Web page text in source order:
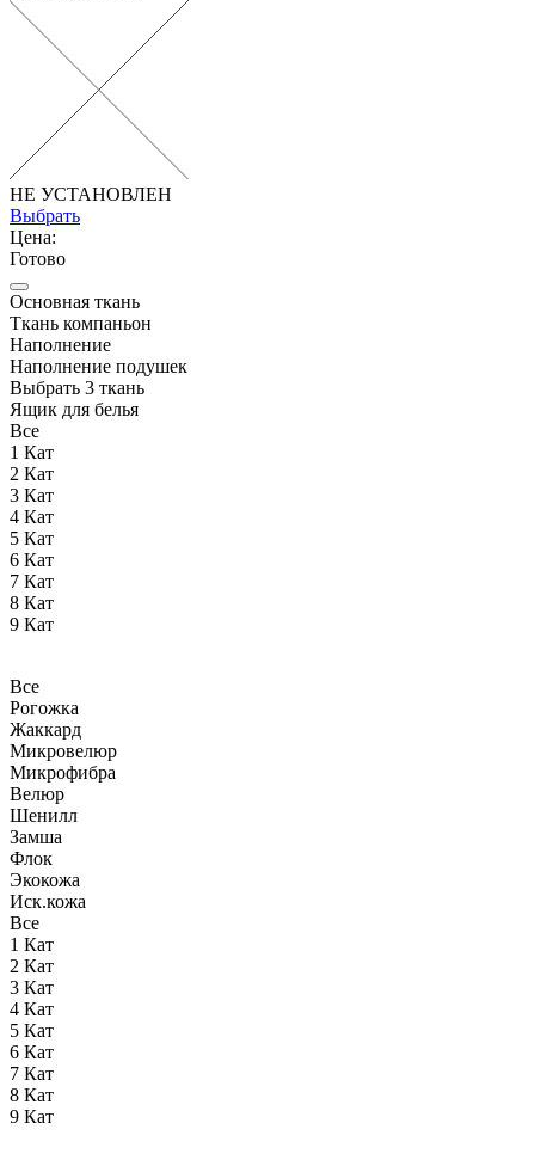
НЕ УСТАНОВЛЕН
Выбрать
Цена:
Готово
Основная ткань
Ткань компаньон
Наполнение
Наполнение подушек
Выбрать 3 ткань
Ящик для белья
Все
1 Кат
2 Кат
3 Кат
4 Кат
5 Кат
6 Кат
7 Кат
8 Кат
9 Кат
Все
Рогожка
Жаккард
Микровелюр
Микрофибра
Велюр
Шенилл
Замша
Флок
Экокожа
Иск.кожа
Все
1 Кат
2 Кат
3 Кат
4 Кат
5 Кат
6 Кат
7 Кат
8 Кат
9 Кат